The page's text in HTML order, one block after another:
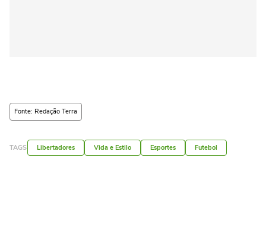
Fonte: Redação Terra
TAGS Libertadores Vida e Estilo Esportes Futebol